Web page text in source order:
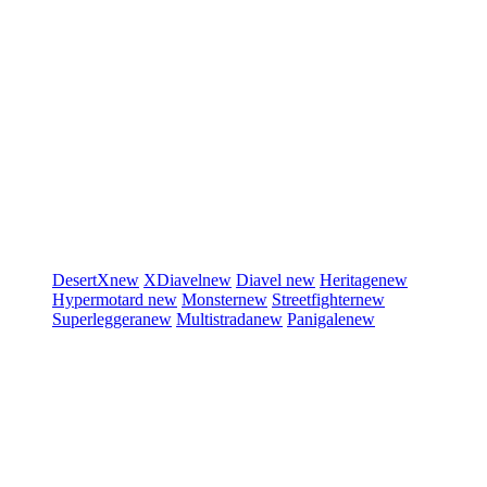
DesertXnew XDiavelnew Diavel new Heritagenew
Hypermotard new Monsternew Streetfighternew
Superleggeranew Multistradanew Panigalenew